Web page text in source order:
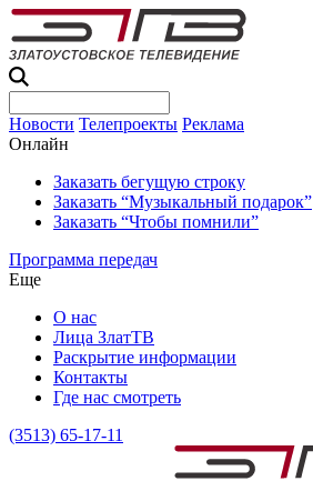
Новости Телепроекты Реклама
Онлайн
Заказать бегущую строку
Заказать “Музыкальный подарок”
Заказать “Чтобы помнили”
Программа передач
Еще
О нас
Лица ЗлатТВ
Раскрытие информации
Контакты
Где нас смотреть
(3513) 65-17-11